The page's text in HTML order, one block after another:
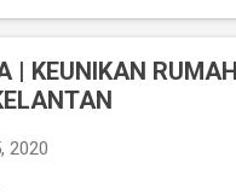
Morak melalui jalan
sangat, dalam 37km je.. 🤣
kami hari ni ialah Kedai
Tumpat Kelantan. Menu
| KEUNIKAN RUMAH
2020